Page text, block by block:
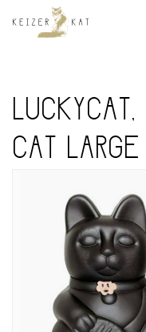
CAT LARGE